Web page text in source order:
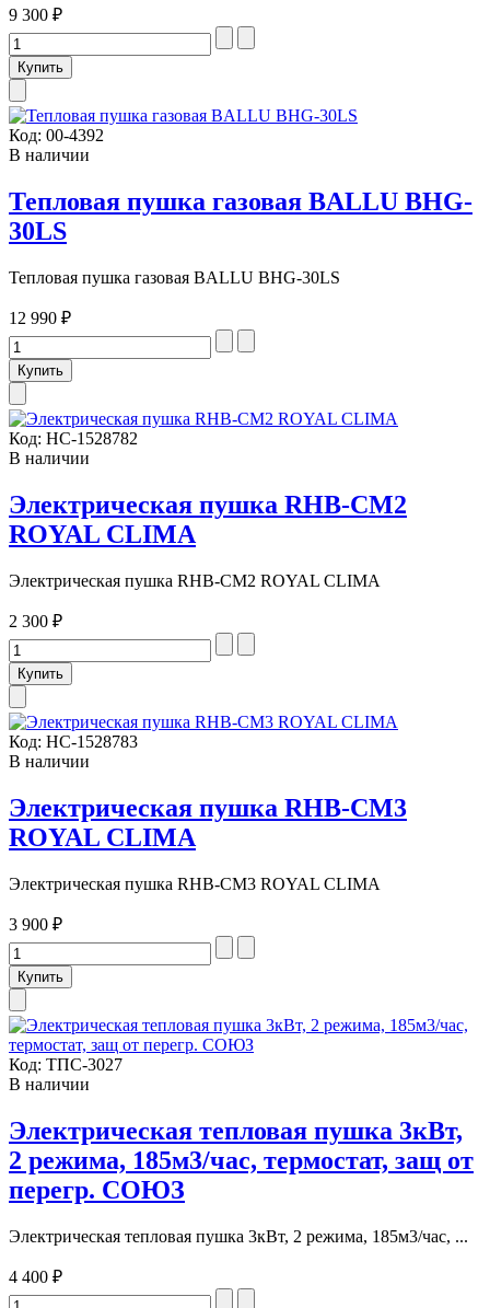
9 300 ₽
Код: 00-4392
В наличии
Тепловая пушка газовая BALLU BHG-
30LS
Тепловая пушка газовая BALLU BHG-30LS
12 990 ₽
Код: НС-1528782
В наличии
Электрическая пушка RHB-CM2
ROYAL CLIMA
Электрическая пушка RHB-CM2 ROYAL CLIMA
2 300 ₽
Код: НС-1528783
В наличии
Электрическая пушка RHB-CM3
ROYAL CLIMA
Электрическая пушка RHB-CM3 ROYAL CLIMA
3 900 ₽
Код: ТПС-3027
В наличии
Электрическая тепловая пушка 3кВт,
2 режима, 185м3/час, термостат, защ от
перегр. СОЮЗ
Электрическая тепловая пушка 3кВт, 2 режима, 185м3/час, ...
4 400 ₽